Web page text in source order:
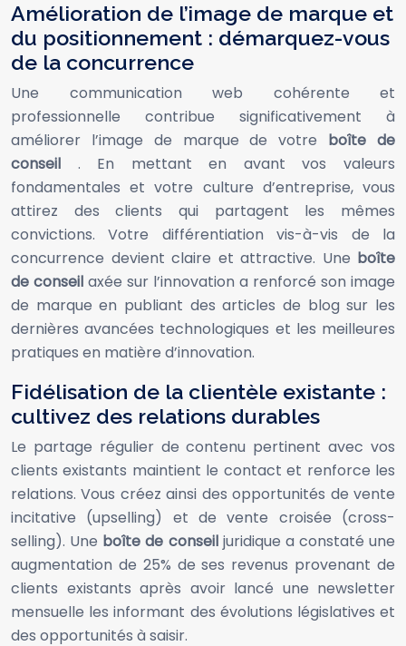
Amélioration de l’image de marque et
du positionnement : démarquez-vous
de la concurrence
Une communication web cohérente et
professionnelle contribue significativement à
améliorer l’image de marque de votre boîte de
conseil . En mettant en avant vos valeurs
fondamentales et votre culture d’entreprise, vous
attirez des clients qui partagent les mêmes
convictions. Votre différentiation vis-à-vis de la
concurrence devient claire et attractive. Une boîte
de conseil axée sur l’innovation a renforcé son image
de marque en publiant des articles de blog sur les
dernières avancées technologiques et les meilleures
pratiques en matière d’innovation.
Fidélisation de la clientèle existante :
cultivez des relations durables
Le partage régulier de contenu pertinent avec vos
clients existants maintient le contact et renforce les
relations. Vous créez ainsi des opportunités de vente
incitative (upselling) et de vente croisée (cross-
selling). Une boîte de conseil juridique a constaté une
augmentation de 25% de ses revenus provenant de
clients existants après avoir lancé une newsletter
mensuelle les informant des évolutions législatives et
des opportunités à saisir.